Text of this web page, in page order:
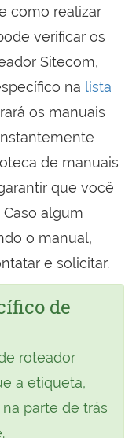
como realizar
verificar os
Sitecom,
na lista
os manuais
de manuais
que você
algum
o manual,
e solicitar.
de
roteador
a etiqueta,
parte de trás